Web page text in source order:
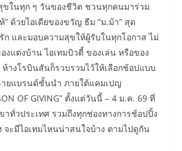
ขในทุก ๆ วันของชีวิต ชวนทุกคนมาร่วม
” ด้วยไอเดียของขวัญ ธีม “ม.ม้า” สุด
ก และมอบความสุขให้ผู้รับในทุกโอกาส ไม่
งแต่งบ้าน ไอเทมบิวตี้ ของเล่น หรือของ
างโรบินสันก็รวบรวมไว้ให้เลือกช้อปแบบ
ายแบรนด์ชั้นนำ ภายใต้แคมเปญ
OF GIVING” ตั้งแต่วันนี้ – 4 ม.ค. 69 ที่
ทั่วประเทศ รวมถึงทุกช่องทางการช้อปปิ้ง
จะมีไอเทมไหนน่าสนใจบ้าง ตามไปดูกัน